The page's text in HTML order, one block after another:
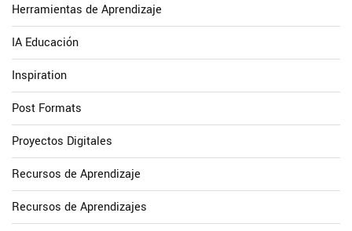
Herramientas de Aprendizaje
IA Educación
Inspiration
Post Formats
Proyectos Digitales
Recursos de Aprendizaje
Recursos de Aprendizajes